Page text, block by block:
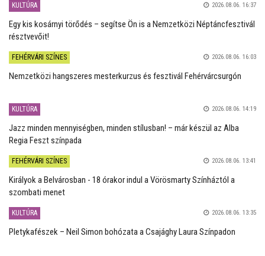
KULTÚRA 2026.08.06. 16:37
Egy kis kosárnyi törődés – segítse Ön is a Nemzetközi Néptáncfesztivál
résztvevőit!
FEHÉRVÁRI SZÍNES 2026.08.06. 16:03
Nemzetközi hangszeres mesterkurzus és fesztivál Fehérvárcsurgón
KULTÚRA 2026.08.06. 14:19
Jazz minden mennyiségben, minden stílusban! – már készül az Alba
Regia Feszt színpada
FEHÉRVÁRI SZÍNES 2026.08.06. 13:41
Királyok a Belvárosban - 18 órakor indul a Vörösmarty Színháztól a
szombati menet
KULTÚRA 2026.08.06. 13:35
Pletykafészek – Neil Simon bohózata a Csajághy Laura Színpadon